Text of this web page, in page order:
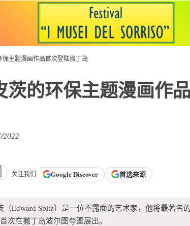
主题漫画作品首次登陆撒丁岛
茨的环保主题漫画作
2022
关注我们 GoogleDiscover 首选来源
（Edward Spitz）是一位不露面的艺术家，他将最著名
次在撒丁岛波尔图夸图展出。